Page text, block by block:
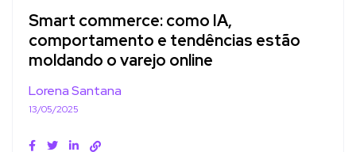
Smart commerce: como IA,
comportamento e tendências estão
moldando o varejo online
Lorena Santana
13/05/2025